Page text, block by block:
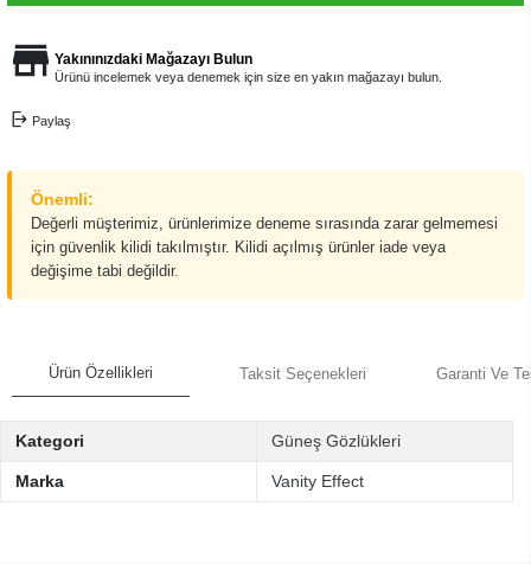
Yakınınızdaki Mağazayı Bulun
Ürünü incelemek veya denemek için size en yakın mağazayı bulun.
Paylaş
Önemli:
Değerli müşterimiz, ürünlerimize deneme sırasında zarar gelmemesi
için güvenlik kilidi takılmıştır. Kilidi açılmış ürünler iade veya
değişime tabi değildir.
Ürün Özellikleri Taksit Seçenekleri Garanti Ve
Kategori Güneş Gözlükleri
Marka Vanity Effect